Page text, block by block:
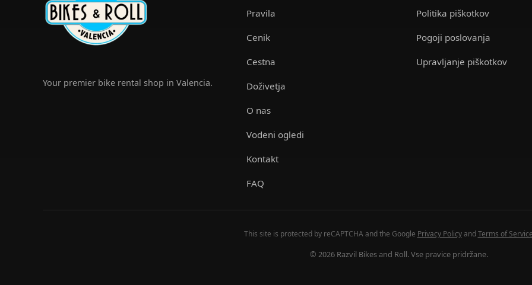
Your premier bike rental shop in Valencia.
Pravila
Cenik
Cestna
Doživetja
O nas
Vodeni ogledi
Kontakt
FAQ
Politika piškotkov
Pogoji poslovanja
Upravljanje piškotkov
This site is protected by reCAPTCHA and the Google Privacy PolicyandTerms of Service
© 2026 Razvil Bikes and Roll. Vse pravice pridržane.